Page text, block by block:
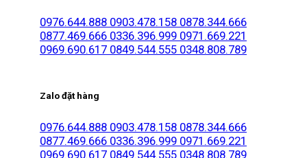
0976.644.888 0903.478.158 0878.344.666
0877.469.666 0336.396.999 0971.669.221
0969.690.617 0849.544.555 0348.808.789
Zalo đặt hàng
0976.644.888 0903.478.158 0878.344.666
0877.469.666 0336.396.999 0971.669.221
0969.690.617 0849.544.555 0348.808.789